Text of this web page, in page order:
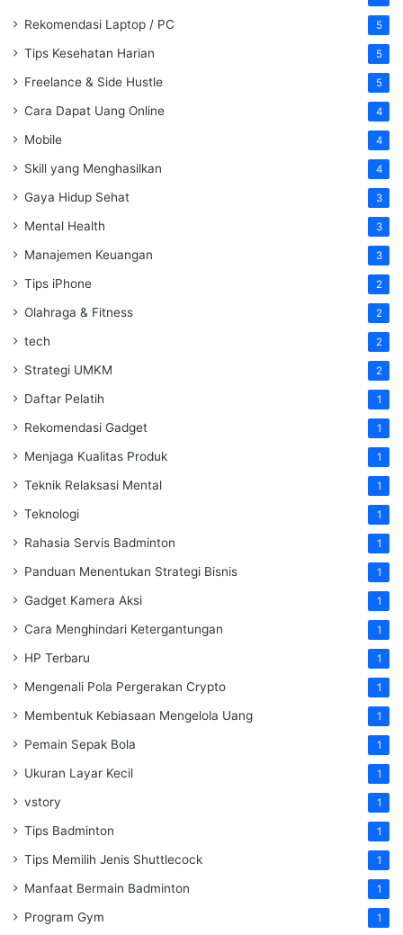
Rekomendasi Laptop / PC 5
Tips Kesehatan Harian 5
Freelance & Side Hustle 5
Cara Dapat Uang Online 4
Mobile 4
Skill yang Menghasilkan 4
Gaya Hidup Sehat 3
Mental Health 3
Manajemen Keuangan 3
Tips iPhone 2
Olahraga & Fitness 2
tech 2
Strategi UMKM 2
Daftar Pelatih 1
Rekomendasi Gadget 1
Menjaga Kualitas Produk 1
Teknik Relaksasi Mental 1
Teknologi 1
Rahasia Servis Badminton 1
Panduan Menentukan Strategi Bisnis 1
Gadget Kamera Aksi 1
Cara Menghindari Ketergantungan 1
HP Terbaru 1
Mengenali Pola Pergerakan Crypto 1
Membentuk Kebiasaan Mengelola Uang 1
Pemain Sepak Bola 1
Ukuran Layar Kecil 1
vstory 1
Tips Badminton 1
Tips Memilih Jenis Shuttlecock 1
Manfaat Bermain Badminton 1
Program Gym 1